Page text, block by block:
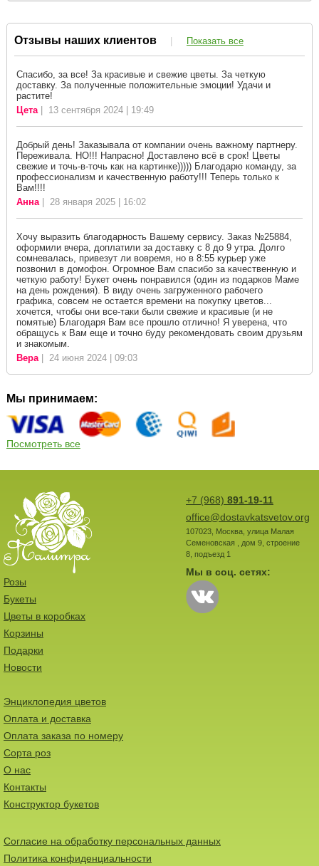
Отзывы наших клиентов | Показать все
Спасибо, за все! За красивые и свежие цветы. За четкую
доставку. За полученные положительные эмоции! Удачи и
растите!
Цета| 13 сентября 2024 | 19:49
Добрый день! Заказывала от компании очень важному партнеру.
Переживала. НО!!! Напрасно! Доставлено всё в срок! Цветы
свежие и точь-в-точь как на картинке))))) Благодарю команду, за
профессионализм и качественную работу!!! Теперь только к
Вам!!!!
Анна| 28 января 2025 | 16:02
Хочу выразить благодарность Вашему сервису. Заказ №25884,
оформили вчера, доплатили за доставку с 8 до 9 утра. Долго
сомневалась, привезут ли вовремя, но в 8:55 курьер уже
позвонил в домофон. Огромное Вам спасибо за качественную и
четкую работу! Букет очень понравился (один из подарков Маме
на день рождения). В виду очень загруженного рабочего
графика, совсем не остается времени на покупку цветов...
хочется, чтобы они все-таки были свежие и красивые (и не
помятые) Благодаря Вам все прошло отлично! Я уверена, что
обращусь к Вам еще и точно буду рекомендовать своим друзьям
и знакомым.
Вера| 24 июня 2024 | 09:03
Мы принимаем:
Посмотреть все
+7 (968) 891-19-11
office@dostavkatsvetov.org
107023, Москва, улица Малая
Семеновская , дом 9, строение
8, подъезд 1
Мы в соц. сетях:
Розы
Букеты
Цветы в коробках
Корзины
Подарки
Новости
Энциклопедия цветов
Оплата и доставка
Оплата заказа по номеру
Сорта роз
О нас
Контакты
Конструктор букетов
Согласие на обработку персональных данных
Политика конфиденциальности